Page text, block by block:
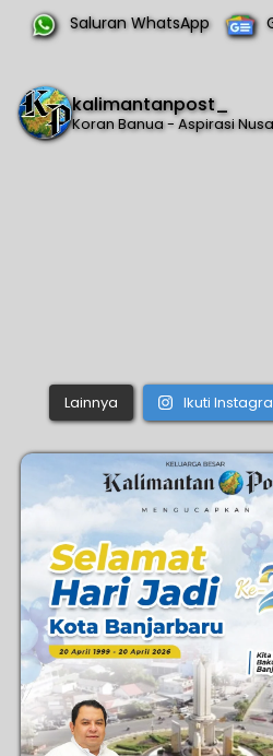
Saluran WhatsApp
kalimantanpost_
Koran Banua - Aspirasi
Lainnya Ikuti